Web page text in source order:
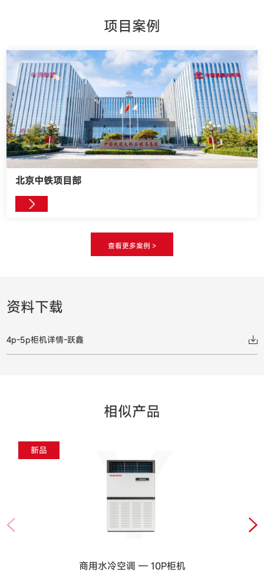
项目案例
北京中铁项目部
查看更多案例 >
资料下载
4p-5p柜机详情-跃鑫
相似产品
新品 Y
商用水冷空调 — 10P柜机